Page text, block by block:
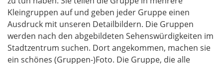
Kleingruppen auf und geben jeder Gruppe einen
Ausdruck mit unseren Detailbildern. Die Gruppen
werden nach den abgebildeten Sehenswürdigkeiten im
Stadtzentrum suchen. Dort angekommen, machen sie
ein schönes (Gruppen-)Foto. Die Gruppe, die alle